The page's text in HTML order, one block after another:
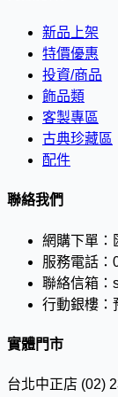
新品上架
特價優惠
投資/商品
飾品類
客製專區
古典珍藏區
配件
聯絡我們
網購下單：
服務電話：
聯絡信箱：
行動銀樓：
實體門市
台北中正店 (02)